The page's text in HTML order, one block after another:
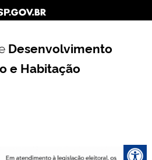
Desenvolvimento
e Habitação